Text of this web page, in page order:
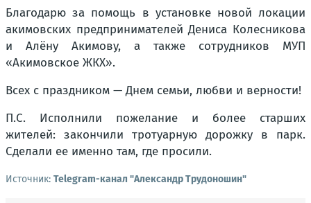
Благодарю за помощь в установке новой локации
акимовских предпринимателей Дениса Колесникова
и Алёну Акимову, а также сотрудников МУП
«Акимовское ЖКХ».
Всех с праздником — Днем семьи, любви и верности!
П.С. Исполнили пожелание и более старших
жителей: закончили тротуарную дорожку в парк.
Сделали ее именно там, где просили.
Источник: Telegram-канал "Александр Трудоношин"